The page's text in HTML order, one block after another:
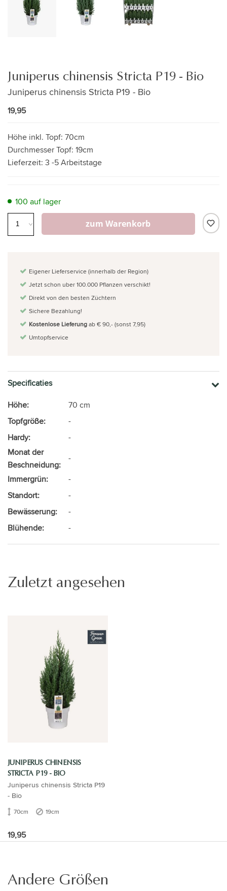
Juniperus chinensis Stricta P19 - Bio
Juniperus chinensis Stricta P19 - Bio
19,95
Höhe inkl. Topf: 70cm
Durchmesser Topf: 19cm
Lieferzeit: 3 -5 Arbeitstage
100 auf lager
zum Warenkorb
Eigener Lieferservice (innerhalb der Region)
Jetzt schon uber 100.000 Pflanzen verschikt!
Direkt von den besten Züchtern
Sichere Bezahlung!
Kostenlose Lieferungab € 90,- (sonst 7,95)
Umtopfservice
Specificaties
Höhe:
70 cm
Topfgröße:
-
Hardy:
-
Monat der
Beschneidung:
-
Immergrün:
-
Standort:
-
Bewässerung:
-
Blühende:
-
Zuletzt angesehen
JUNIPERUS CHINENSIS
STRICTA P19 - BIO
Juniperus chinensis Stricta P19
- Bio
70cm 19cm
19,95
Andere Größen